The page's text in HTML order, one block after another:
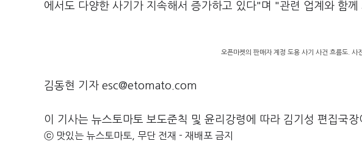
에서도 다양한 사기가 지속해서 증가하고 있다"며 "관련 업계와 함
오픈마켓의 판매자 계정 도용 사기 사건 흐름도. 사
김동현 기자 esc@etomato.com
이 기사는 뉴스토마토 보도준칙 및 윤리강령에 따라 김기성 편집국장
ⓒ 맛있는 뉴스토마토, 무단 전재 - 재배포 금지